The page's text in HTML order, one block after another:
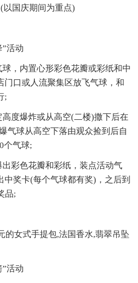
以国庆期间为重点)
活动
，内置心形彩色花瓣或彩纸和中
门口或人流聚集区放飞气球，和
;
高度爆炸或从高空(二楼)撒下后在
气球从高空下落由观众捡到后自
个气球;
彩色花瓣和彩纸，装点活动气
中奖卡(每个气球都有奖)，之后到
品;
的女式手提包,法国香水,翡翠吊坠
活动